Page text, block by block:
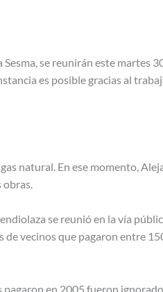
se reunirán este martes
es posible gracias al
natural. En ese momento,
obras.
se reunió en la vía
vecinos que pagaron entre
en 2005 fueron